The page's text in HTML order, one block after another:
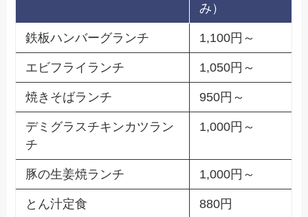
み）
鉄板ハンバーグランチ 1,100円～
エビフライランチ 1,050円～
焼きそばランチ 950円～
デミグラスチキンカツラン
チ
1,000円～
豚の生姜焼ランチ 1,000円～
とん汁定食 880円